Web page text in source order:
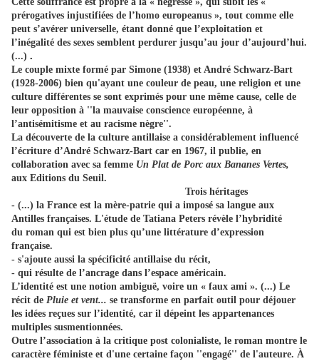
prérogatives injustifiées de l’homo europeanus », tout comme elle
peut s’avérer universelle, étant donné que l’exploitation et
l’inégalité des sexes semblent perdurer jusqu’au jour d’aujourd’hui.
(...) .
Le couple mixte formé par Simone (1938) et André Schwarz-Bart
(1928-2006) bien qu'ayant une couleur de peau, une religion et une
culture différentes se sont exprimés pour une même cause, celle de
leur opposition à ''la mauvaise conscience européenne, à
l’antisémitisme et au racisme nègre''.
La découverte de la culture antillaise a considérablement influencé
l’écriture d’André Schwarz-Bart car en 1967, il publie, en
collaboration avec sa femme Un Plat de Porc aux Bananes Vertes,
aux Editions du Seuil.
Trois héritages
- (...) la France est la mère-patrie qui a imposé sa langue aux
Antilles françaises. L'étude de Tatiana Peters révèle l’hybridité
du roman qui est bien plus qu’une littérature d’expression
française.
- s'ajoute aussi la spécificité antillaise du récit,
- qui résulte de l’ancrage dans l’espace américain.
L’identité est une notion ambiguë, voire un « faux ami ». (...) Le
récit de Pluie et vent... se transforme en parfait outil pour déjouer
les idées reçues sur l’identité, car il dépeint les appartenances
multiples susmentionnées.
Outre l’association à la critique post colonialiste, le roman montre le
caractère féministe et d'une certaine façon ''engagé'' de l'auteure. À